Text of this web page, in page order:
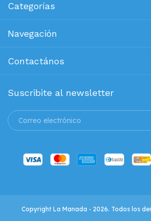
Categorías
Navegación
Contactános
Suscribite al newsletter
Copyright La Manada - 2026. Todos los